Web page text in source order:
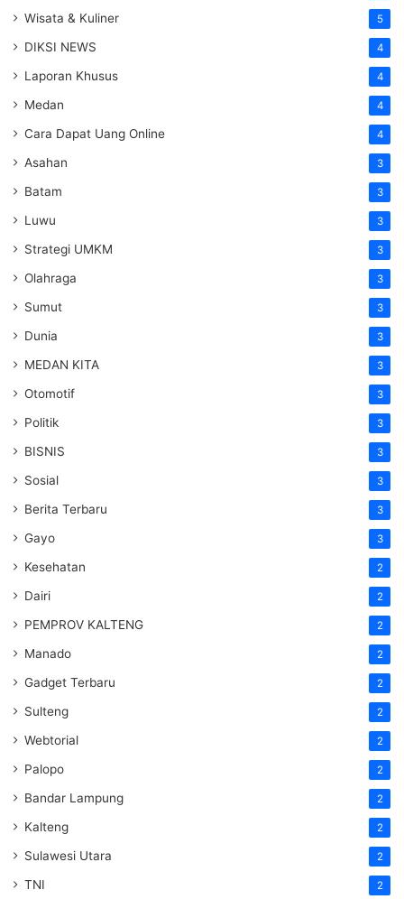
Wisata & Kuliner 5
DIKSI NEWS 4
Laporan Khusus 4
Medan 4
Cara Dapat Uang Online 4
Asahan 3
Batam 3
Luwu 3
Strategi UMKM 3
Olahraga 3
Sumut 3
Dunia 3
MEDAN KITA 3
Otomotif 3
Politik 3
BISNIS 3
Sosial 3
Berita Terbaru 3
Gayo 3
Kesehatan 2
Dairi 2
PEMPROV KALTENG 2
Manado 2
Gadget Terbaru 2
Sulteng 2
Webtorial 2
Palopo 2
Bandar Lampung 2
Kalteng 2
Sulawesi Utara 2
TNI 2